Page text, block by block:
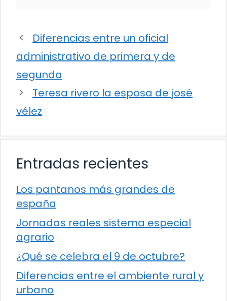
Diferencias entre un oficial
administrativo de primera y de
segunda
Teresa rivero la esposa de josé
vélez
Entradas recientes
Los pantanos más grandes de
españa
Jornadas reales sistema especial
agrario
¿Qué se celebra el 9 de octubre?
Diferencias entre el ambiente rural y
urbano